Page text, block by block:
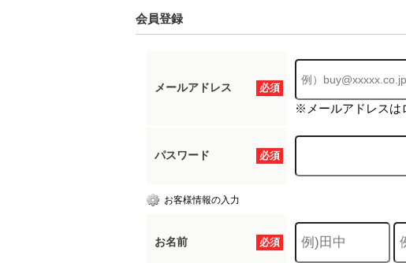
会員登録
必須
メールアドレス
※メールアドレスは
必須
パスワード
お客様情報の入力
必須
お名前